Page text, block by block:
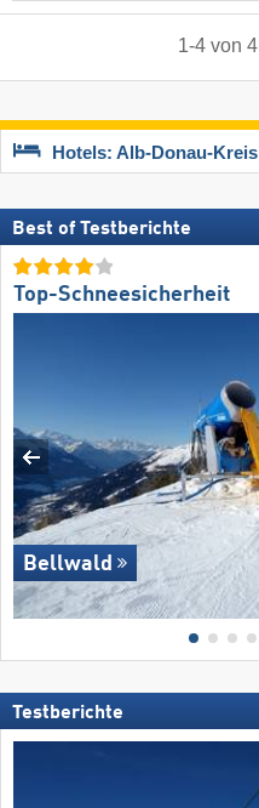
1-4von 4
Hotels: Alb-Donau-Kreis
Best of Testberichte
Top-Schneesicherheit
Bellwald
Testberichte